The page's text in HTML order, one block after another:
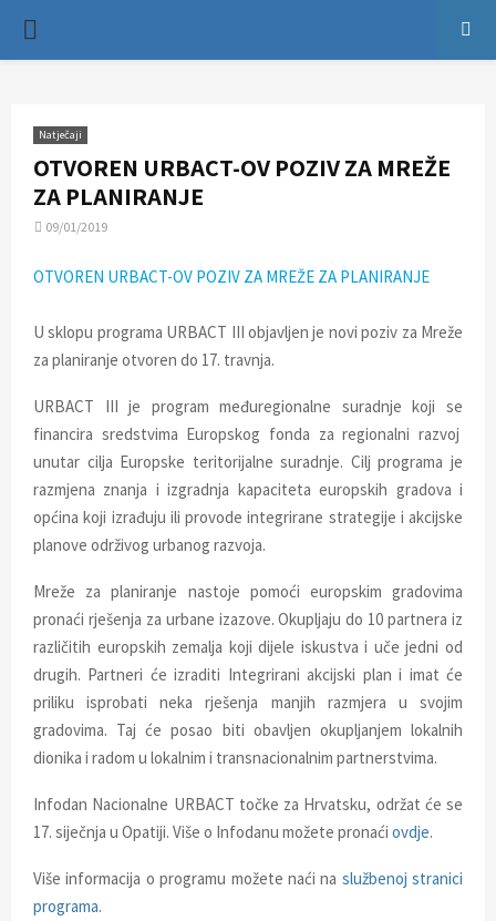
P
M
A
R
M
E
U
Natječaji
OTVOREN URBACT-OV POZIV ZA MREŽE
ZA PLANIRANJE
09/01/2019
OTVOREN URBACT-OV POZIV ZA MREŽE ZA PLANIRANJE
U sklopu programa URBACT III objavljen je novi poziv za Mreže
za planiranje otvoren do 17. travnja.
URBACT III je program međuregionalne suradnje koji se
financira sredstvima Europskog fonda za regionalni razvoj
unutar cilja Europske teritorijalne suradnje. Cilj programa je
razmjena znanja i izgradnja kapaciteta europskih gradova i
općina koji izrađuju ili provode integrirane strategije i akcijske
planove održivog urbanog razvoja.
Mreže za planiranje nastoje pomoći europskim gradovima
pronaći rješenja za urbane izazove. Okupljaju do 10 partnera iz
različitih europskih zemalja koji dijele iskustva i uče jedni od
drugih. Partneri će izraditi Integrirani akcijski plan i imat će
priliku isprobati neka rješenja manjih razmjera u svojim
gradovima. Taj će posao biti obavljen okupljanjem lokalnih
dionika i radom u lokalnim i transnacionalnim partnerstvima.
Infodan Nacionalne URBACT točke za Hrvatsku, održat će se
17. siječnja u Opatiji. Više o Infodanu možete pronaći ovdje.
Više informacija o programu možete naći na službenoj stranici
programa.